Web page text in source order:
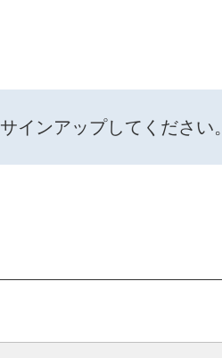
サインアップしてください。